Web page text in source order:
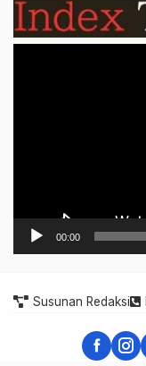
00:00
Susunan Redaksi